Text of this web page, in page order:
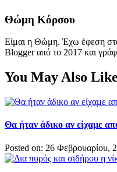
Θώμη Κόρσου
Είμαι η Θώμη. Έχω έφεση
Blogger από το 2017 και
You May Also Like
Θα ήταν άδικο αν είχαμε
Posted on: 26 Φεβρουαρίου,